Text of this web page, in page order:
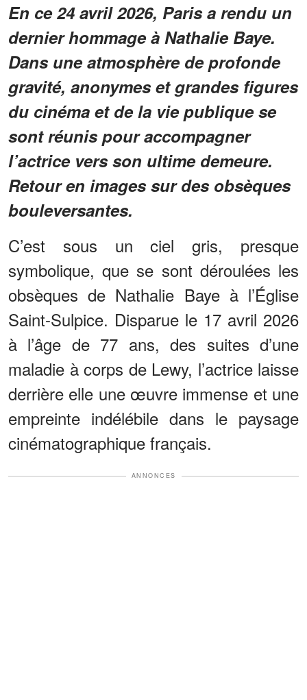
En ce 24 avril 2026, Paris a rendu un
dernier hommage à Nathalie Baye.
Dans une atmosphère de profonde
gravité, anonymes et grandes figures
du cinéma et de la vie publique se
sont réunis pour accompagner
l’actrice vers son ultime demeure.
Retour en images sur des obsèques
bouleversantes.
C’est sous un ciel gris, presque
symbolique, que se sont déroulées les
obsèques de Nathalie Baye à l’Église
Saint-Sulpice. Disparue le 17 avril 2026
à l’âge de 77 ans, des suites d’une
maladie à corps de Lewy, l’actrice laisse
derrière elle une œuvre immense et une
empreinte indélébile dans le paysage
cinématographique français.
ANNONCES